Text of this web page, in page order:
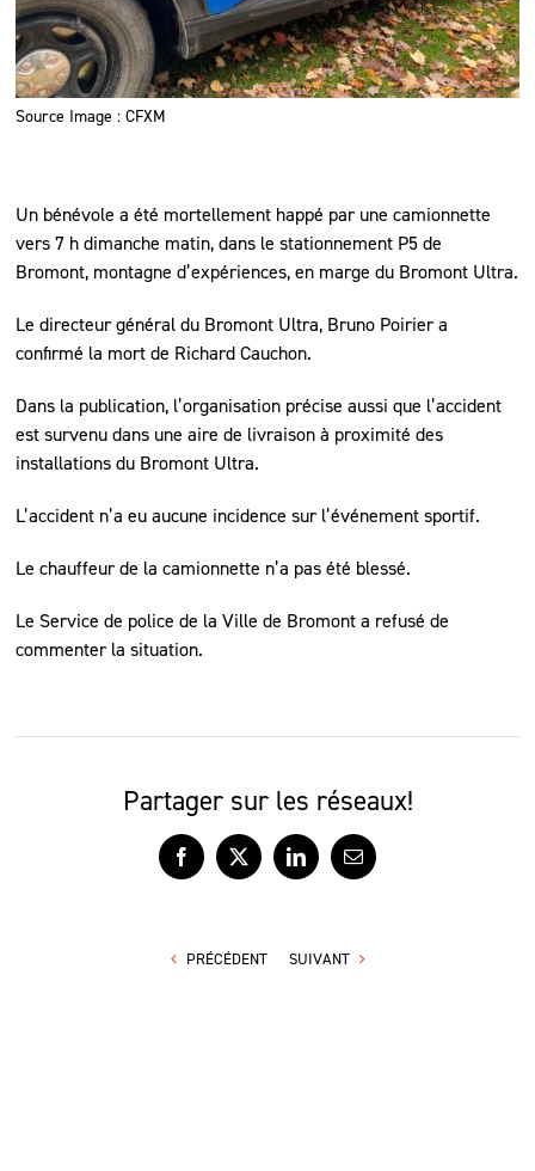
Source Image : CFXM
Un bénévole a été mortellement happé par une camionnette
vers 7 h dimanche matin, dans le stationnement P5 de
Bromont, montagne d’expériences, en marge du Bromont Ultra.
Le directeur général du Bromont Ultra, Bruno Poirier a
confirmé la mort de Richard Cauchon.
Dans la publication, l’organisation précise aussi que l’accident
est survenu dans une aire de livraison à proximité des
installations du Bromont Ultra.
L’accident n’a eu aucune incidence sur l’événement sportif.
Le chauffeur de la camionnette n’a pas été blessé.
Le Service de police de la Ville de Bromont a refusé de
commenter la situation.
Partager sur les réseaux!
Facebook
X LinkedInCourriel
PRÉCÉDENT SUIVANT